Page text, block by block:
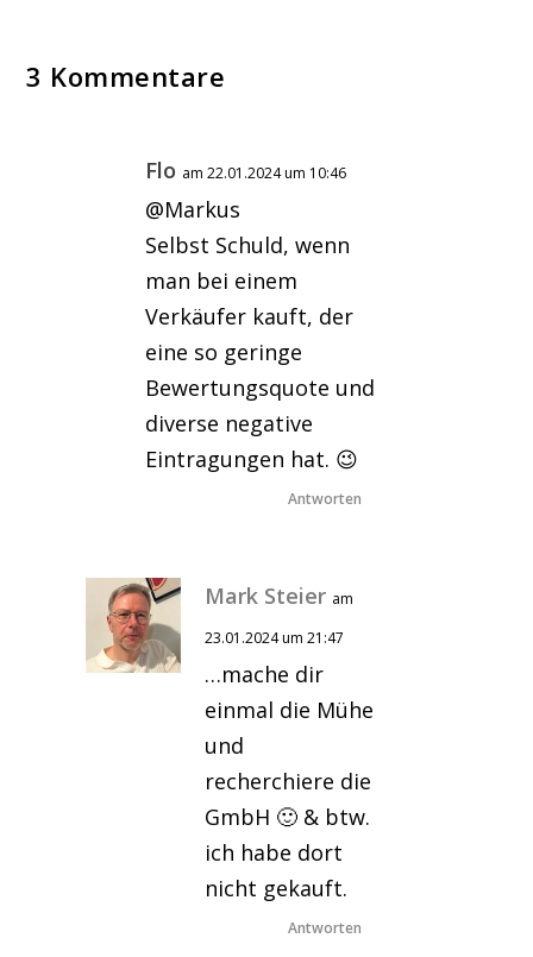
3 Kommentare
Flo am 22.01.2024 um 10:46
@Markus
Selbst Schuld, wenn
man bei einem
Verkäufer kauft, der
eine so geringe
Bewertungsquote und
diverse negative
Eintragungen hat. 😉
Antworten
Mark Steier am
23.01.2024 um 21:47
…mache dir
einmal die Mühe
und
recherchiere die
GmbH 🙂 & btw.
ich habe dort
nicht gekauft.
Antworten